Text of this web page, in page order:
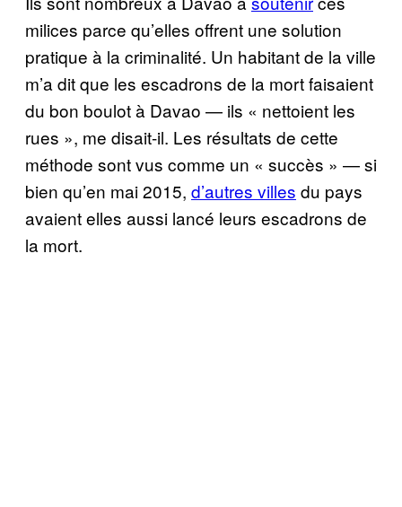
milices parce qu’elles offrent une solution
pratique à la criminalité. Un habitant de la ville
m’a dit que les escadrons de la mort faisaient
du bon boulot à Davao — ils « nettoient les
rues », me disait-il. Les résultats de cette
méthode sont vus comme un « succès » — si
bien qu’en mai 2015, d’autres villes du pays
avaient elles aussi lancé leurs escadrons de
la mort.